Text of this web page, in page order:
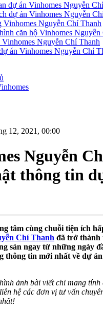
dự án Vinhomes Nguyễn
dự án Vinhomes Nguyễn
Vinhomes Nguyễn Chí Thanh
căn hộ Vinhomes Nguyễn
Vinhomes Nguyễn Chí Thanh
án Vinhomes Nguyễn Chí
12, 2021, 00:00
Nguyễn
thông tin
tâm cùng chuỗi tiện ích
Chí Thanh đã trở thành
sản ngay từ những ngày
thông tin mới nhất về dự
ảnh bài viết chỉ mang tính
hệ các đơn vị tư vấn